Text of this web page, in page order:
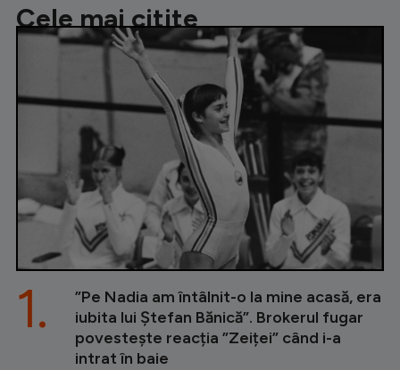
Cele mai citite
”Pe Nadia am întâlnit-o la mine acasă, era
iubita lui Ștefan Bănică”. Brokerul fugar
povestește reacția ”Zeiței” când i-a
intrat în baie
1.